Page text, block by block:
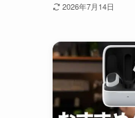
2026年7月14日